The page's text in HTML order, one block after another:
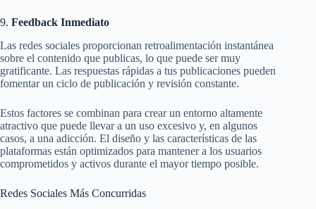
9. Feedback Inmediato
Las redes sociales proporcionan retroalimentación instantánea
sobre el contenido que publicas, lo que puede ser muy
gratificante. Las respuestas rápidas a tus publicaciones pueden
fomentar un ciclo de publicación y revisión constante.
Estos factores se combinan para crear un entorno altamente
atractivo que puede llevar a un uso excesivo y, en algunos
casos, a una adicción. El diseño y las características de las
plataformas están optimizados para mantener a los usuarios
comprometidos y activos durante el mayor tiempo posible.
Redes Sociales Más Concurridas